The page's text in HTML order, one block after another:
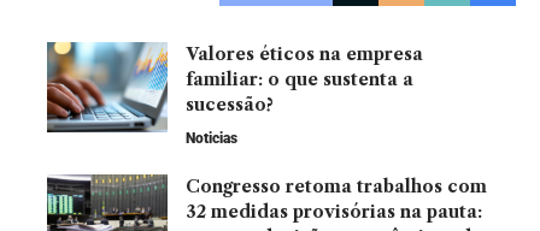
Valores éticos na empresa
familiar: o que sustenta a
sucessão?
Noticias
Congresso retoma trabalhos com
32 medidas provisórias na pauta: